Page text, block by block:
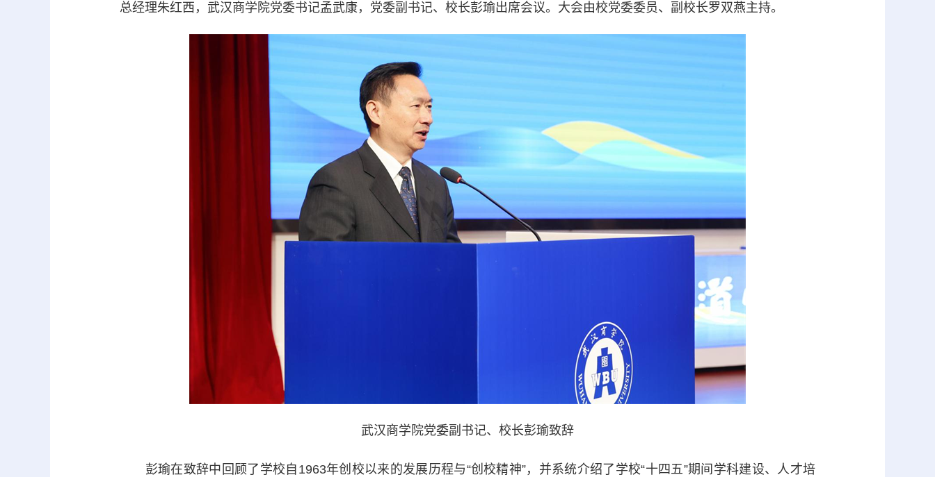
总经理朱红西，武汉商学院党委书记孟武康，党委副书记、校长彭瑜出席会议。大会由校党委委员、副校长罗双燕主持。
武汉商学院党委副书记、校长彭瑜致辞
彭瑜在致辞中回顾了学校自1963年创校以来的发展历程与“创校精神”，并系统介绍了学校“十四五”期间学科建设、人才培